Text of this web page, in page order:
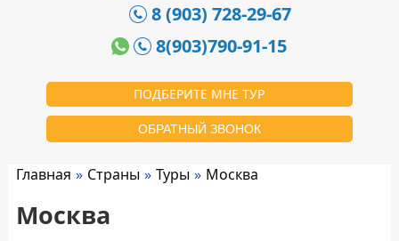
ПОДБЕРИТЕ МНЕ ТУР
ОБРАТНЫЙ ЗВОНОК
8 (903) 728-29-67
8(903)790-91-15
Главная Страны Туры Москва
Москва